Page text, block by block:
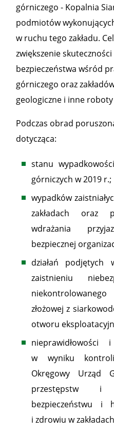
górniczego - Kopalnia
podmiotów
w ruchu tego zakładu.
zwiększenie
bezpieczeństwa wśród
górniczego oraz
geologiczne i inne
Podczas obrad
dotycząca:
stanu
górniczych w 2019 r.;
wypadków
zakładach oraz
wdrażania
bezpiecznej
działań podjętych
zaistnieniu
złożowej z
otworu
nieprawidłowości
w wyniku
Okręgowy Urząd
przestępstw i
bezpieczeństwu i
i zdrowiu w